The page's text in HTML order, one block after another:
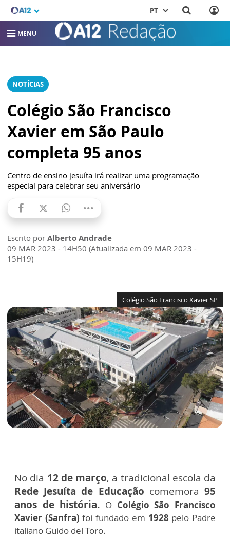
PT
MENU
NOTÍCIAS
Colégio São Francisco
Xavier em São Paulo
completa 95 anos
Centro de ensino jesuíta irá realizar uma programação
especial para celebrar seu aniversário
Escrito por Alberto Andrade
09 MAR 2023 - 14H50 (Atualizada em 09 MAR 2023 -
15H19)
Colégio São Francisco Xavier SP
No dia 12 de março, a tradicional escola da
Rede Jesuíta de Educação comemora95
anos de história. O Colégio São Francisco
Xavier (Sanfra) foi fundado em 1928 pelo Padre
italiano Guido del Toro.